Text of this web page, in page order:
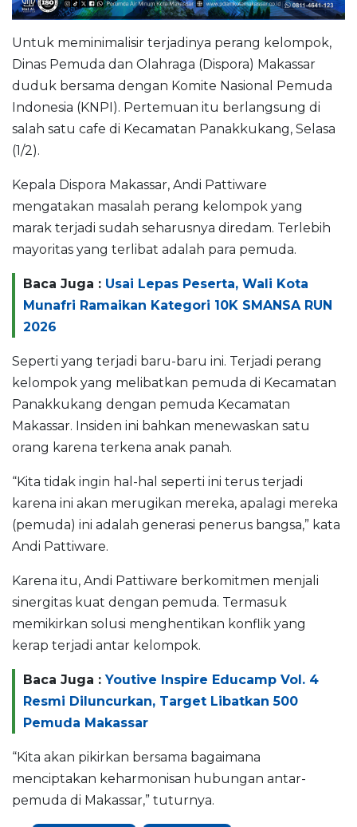
Untuk meminimalisir terjadinya perang kelompok,
Dinas Pemuda dan Olahraga (Dispora) Makassar
duduk bersama dengan Komite Nasional Pemuda
Indonesia (KNPI). Pertemuan itu berlangsung di
salah satu cafe di Kecamatan Panakkukang, Selasa
(1/2).
Kepala Dispora Makassar, Andi Pattiware
mengatakan masalah perang kelompok yang
marak terjadi sudah seharusnya diredam. Terlebih
mayoritas yang terlibat adalah para pemuda.
Baca Juga : Usai Lepas Peserta, Wali Kota
Munafri Ramaikan Kategori 10K SMANSA RUN
2026
Seperti yang terjadi baru-baru ini. Terjadi perang
kelompok yang melibatkan pemuda di Kecamatan
Panakkukang dengan pemuda Kecamatan
Makassar. Insiden ini bahkan menewaskan satu
orang karena terkena anak panah.
“Kita tidak ingin hal-hal seperti ini terus terjadi
karena ini akan merugikan mereka, apalagi mereka
(pemuda) ini adalah generasi penerus bangsa,” kata
Andi Pattiware.
Karena itu, Andi Pattiware berkomitmen menjali
sinergitas kuat dengan pemuda. Termasuk
memikirkan solusi menghentikan konflik yang
kerap terjadi antar kelompok.
Baca Juga :Youtive Inspire Educamp Vol. 4
Resmi Diluncurkan, Target Libatkan 500
Pemuda Makassar
“Kita akan pikirkan bersama bagaimana
menciptakan keharmonisan hubungan antar-
pemuda di Makassar,” tuturnya.